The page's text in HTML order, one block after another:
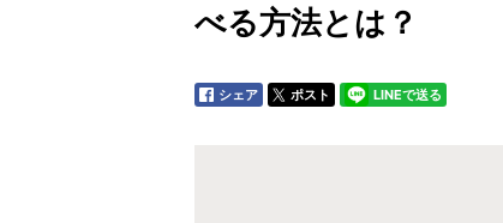
べる方法とは？
シェア ポスト LINEで送る